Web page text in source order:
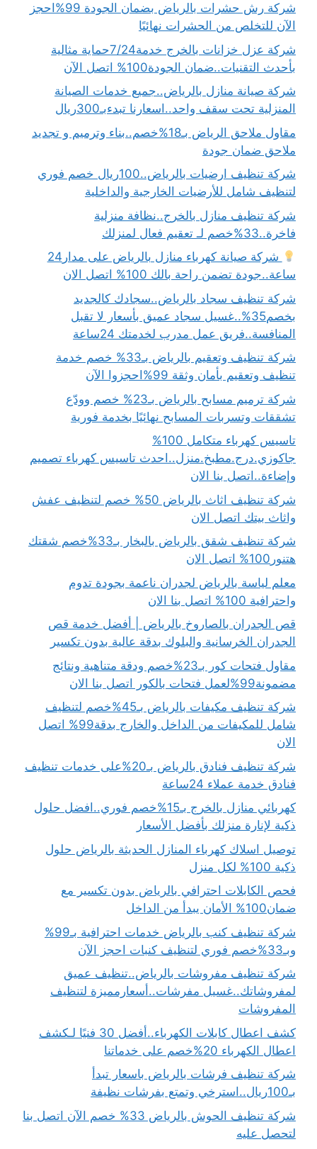
شركة رش حشرات بالرياض بضمان الجودة 99%احجز
الآن للتخلص من الحشرات نهائيًا
شركة عزل خزانات بالخرج خدمة7/24حماية مثالية
بأحدث التقنيات..ضمان الجودة100% اتصل الآن
شركة صيانة منازل بالرياض..جميع خدمات الصيانة
المنزلية تحت سقف واحد..اسعارنا تبدءبـ300ريال
مقاول ملاحق الرياض بـ18%خصم..بناء وترميم و تجديد
ملاحق ضمان جودة
شركة تنظيف ارضيات بالرياض..100ريال خصم فوري
لتنظيف شامل للأرضيات الخارجية والداخلية
شركة تنظيف منازل بالخرج..نظافة منزلية
فاخرة..33%خصم لـ تعقيم فعال لمنزلك
شركة صيانة كهرباء منازل بالرياض على مدار24
ساعة..جودة تضمن راحة بالك 100% اتصل الان
شركة تنظيف سجاد بالرياض..سجادك كالجديد
بخصم35%..غسيل سجاد عميق بأسعار لا تقبل
المنافسة..فريق عمل مدرب لخدمتك 24ساعة
شركة تنظيف وتعقيم بالرياض بـ33% خصم خدمة
تنظيف وتعقيم بأمان وثقة 99%احجزوا الآن
شركة ترميم مسابح بالرياض بـ23% خصم وودّع
تشققات وتسربات المسابح نهائيًا بخدمة فورية
تاسيس كهرباء متكامل 100%
جاكوزي.درج.مطبخ.منزل..احدث تاسيس كهرباء تصميم
وإضاءة..اتصل بنا الان
شركة تنظيف اثاث بالرياض 50% خصم لتنظيف عفش
واثاث بيتك اتصل الان
شركة تنظيف شقق بالرياض بالبخار بـ33%خصم شقتك
هتنور100% اتصل الان
معلم لياسة بالرياض لجدران ناعمة بجودة تدوم
واحترافية 100% اتصل بنا الان
قص الجدران بالصاروخ بالرياض | أفضل خدمة قص
الجدران الخرسانية والبلوك بدقة عالية بدون تكسير
مقاول فتحات كور بـ23%خصم ودقة متناهية ونتائج
مضمونة99%لعمل فتحات بالكور اتصل بنا الان
شركة تنظيف مكيفات بالرياض بـ45%خصم لتنظيف
شامل للمكيفات من الداخل والخارج بدقة99% اتصل
الان
شركة تنظيف فنادق بالرياض بـ20%على خدمات تنظيف
فنادق خدمة عملاء 24ساعة
كهربائي منازل بالخرج بـ15%خصم فوري..افضل حلول
ذكية لإنارة منزلك بأفضل الأسعار
توصيل اسلاك كهرباء المنازل الحديثة بالرياض حلول
ذكية 100% لكل منزل
فحص الكابلات احترافي بالرياض بدون تكسير مع
ضمان100% الأمان يبدأ من الداخل
شركة تنظيف كنب بالرياض خدمات احترافية بـ99%
وبـ33%خصم فوري لتنظيف كنبات احجز الآن
شركة تنظيف مفروشات بالرياض..تنظيف عميق
لمفروشاتك..غسيل مفرشات..أسعارمميزة لتنظيف
المفروشات
كشف اعطال كابلات الكهرباء..أفضل 30 فنيًا لـكشف
اعطال الكهرباء 20%خصم على خدماتنا
شركة تنظيف فرشات بالرياض باسعار تبدأ
بـ100ريال..استرخي وتمتع بفرشات نظيفة
شركة تنظيف الحوش بالرياض 33% خصم الآن اتصل بنا
لتحصل عليه